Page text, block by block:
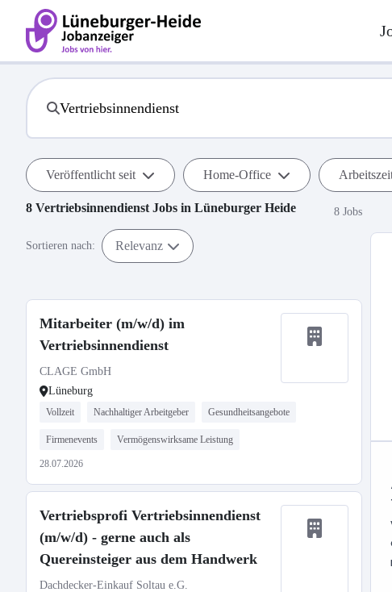
Veröffentlicht seit Home-Office
8 Vertriebsinnendienst Jobs in Lüneburger Heide 8 Jobs
Sortieren nach: Relevanz
Mitarbeiter (m/w/d) im
Vertriebsinnendienst
CLAGE GmbH
Lüneburg
Vollzeit Nachhaltiger Arbeitgeber Gesundheitsangebote
Firmenevents Vermögenswirksame Leistung
28.07.2026
Vertriebsprofi Vertriebsinnendienst
(m/w/d) - gerne auch als
Quereinsteiger aus dem Handwerk
Dachdecker-Einkauf Soltau e.G.